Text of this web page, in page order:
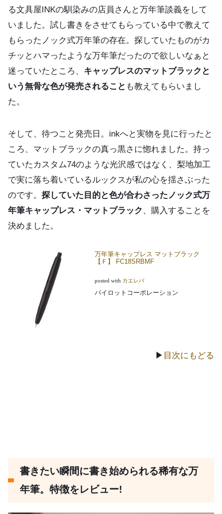
る文具屋INKの馴染みの店員さんと万年筆談義をして
いました。試し書きをさせてもらっている中で教えて
もらったノック式万年筆の存在。探していたものがカ
チッとハマったような万年筆だったので欲しいなぁと
迷っていたところ、 キャップレスのマットブラックと
いう無骨な色が発売されること も教えてもらいまし
た。
そして、待つこと発売日。inkへと実物を見に行ったと
ころ、マットブラックの真っ黒さに惚れました。持っ
ていたカスタム74のような光沢感ではなく、梨地加工
で実に落ち着いているルックスが私の心を揺さぶった
のです。 探していた目的と色が合わさったノック式万
年筆キャップレス・マットブラック 、購入することを
決めました。
万年筆キャップレス マットブラック
【Ｆ】 FC18SRBMF
posted with カエレバ
パイロットコーポレーション
▶ 目次にもどる
書きたい瞬間に書き始められる稀有な万
年筆。特徴をレビュー!